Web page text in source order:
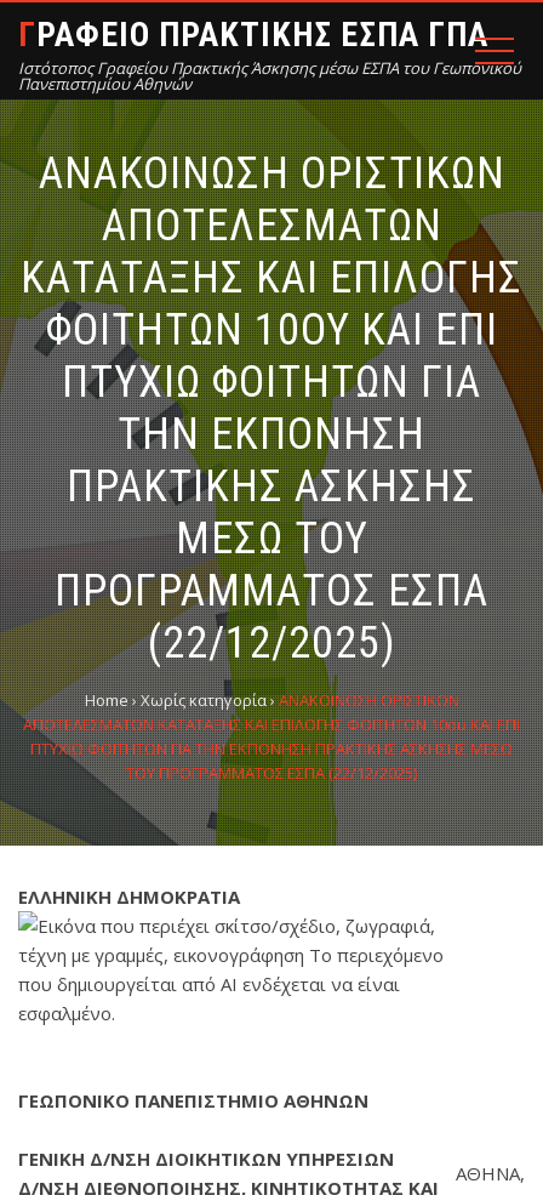
ΓΡΑΦΕΙΟ ΠΡΑΚΤΙΚΗΣ ΕΣΠΑ ΓΠΑ
Ιστότοπος Γραφείου Πρακτικής Άσκησης μέσω ΕΣΠΑ του Γεωπονικού
Πανεπιστημίου Αθηνών
ΑΝΑΚΟΙΝΩΣΗ ΟΡΙΣΤΙΚΩΝ
ΑΠΟΤΕΛΕΣΜΑΤΩΝ
ΚΑΤΑΤΑΞΗΣ ΚΑΙ ΕΠΙΛΟΓΗΣ
ΦΟΙΤΗΤΩΝ 10ΟΥ ΚΑΙ ΕΠΙ
ΠΤΥΧΙΩ ΦΟΙΤΗΤΩΝ ΓΙΑ
ΤΗΝ ΕΚΠΟΝΗΣΗ
ΠΡΑΚΤΙΚΗΣ ΑΣΚΗΣΗΣ
ΜΕΣΩ ΤΟΥ
ΠΡΟΓΡΑΜΜΑΤΟΣ ΕΣΠΑ
(22/12/2025)
Home›Χωρίς κατηγορία›ΑΝΑΚΟΙΝΩΣΗ ΟΡΙΣΤΙΚΩΝ
ΑΠΟΤΕΛΕΣΜΑΤΩΝ ΚΑΤΑΤΑΞΗΣ ΚΑΙ ΕΠΙΛΟΓΗΣ ΦΟΙΤΗΤΩΝ 10ου ΚΑΙ ΕΠΙ
ΠΤΥΧΙΩ ΦΟΙΤΗΤΩΝ ΓΙΑ ΤΗΝ ΕΚΠΟΝΗΣΗ ΠΡΑΚΤΙΚΗΣ ΑΣΚΗΣΗΣ ΜΕΣΩ
ΤΟΥ ΠΡΟΓΡΑΜΜΑΤΟΣ ΕΣΠΑ (22/12/2025)
ΕΛΛΗΝΙΚΗ ΔΗΜΟΚΡΑΤΙΑ
ΓΕΩΠΟΝΙΚΟ ΠΑΝΕΠΙΣΤΗΜΙΟ ΑΘΗΝΩΝ
ΓΕΝΙΚΗ Δ/ΝΣΗ ΔΙΟΙΚΗΤΙΚΩΝ ΥΠΗΡΕΣΙΩΝ
Δ/ΝΣΗ ΔΙΕΘΝΟΠΟΙΗΣΗΣ, ΚΙΝΗΤΙΚΟΤΗΤΑΣ ΚΑΙ
ΑΘΗΝΑ,